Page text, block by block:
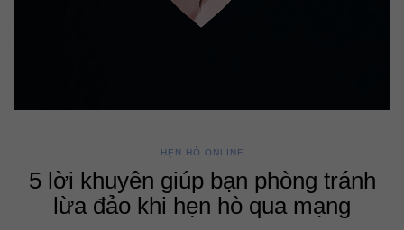
HẸN HÒ ONLINE
5 lời khuyên giúp bạn phòng tránh
lừa đảo khi hẹn hò qua mạng